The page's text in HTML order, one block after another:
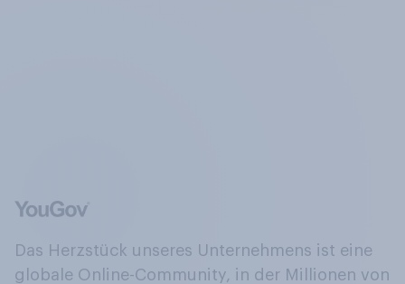
Das Herzstück unseres Unternehmens ist eine
globale Online-Community, in der Millionen von